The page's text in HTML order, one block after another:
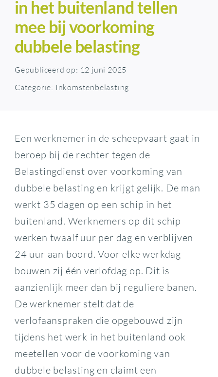
in het buitenland tellen
mee bij voorkoming
dubbele belasting
Gepubliceerd op: 12 juni 2025
Categorie: Inkomstenbelasting
Een werknemer in de scheepvaart gaat in
beroep bij de rechter tegen de
Belastingdienst over voorkoming van
dubbele belasting en krijgt gelijk. De man
werkt 35 dagen op een schip in het
buitenland. Werknemers op dit schip
werken twaalf uur per dag en verblijven
24 uur aan boord. Voor elke werkdag
bouwen zij één verlofdag op. Dit is
aanzienlijk meer dan bij reguliere banen.
De werknemer stelt dat de
verlofaanspraken die opgebouwd zijn
tijdens het werk in het buitenland ook
meetellen voor de voorkoming van
dubbele belasting en claimt een